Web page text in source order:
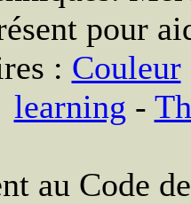
pour
: Couleur
learning -
au Code